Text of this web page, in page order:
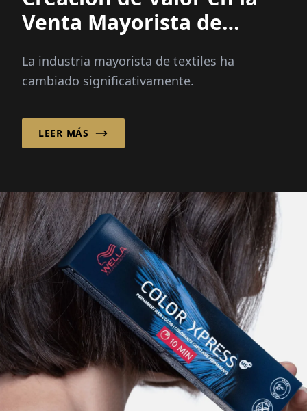
Venta Mayorista de
La industria mayorista de textiles ha
cambiado significativamente.
LEER MÁS